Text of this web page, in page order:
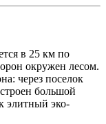
в 25 км по
окружен лесом.
через поселок
большой
элитный эко-